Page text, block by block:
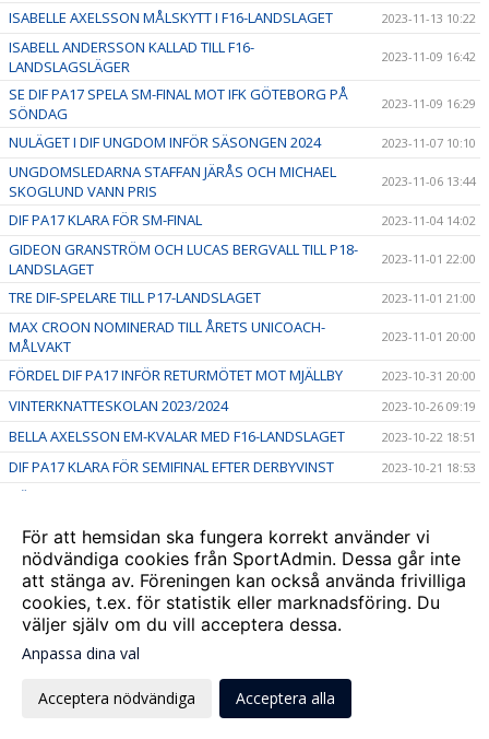
ISABELLE AXELSSON MÅLSKYTT I F16-LANDSLAGET 2023-11-13 10:22
ISABELL ANDERSSON KALLAD TILL F16-
LANDSLAGSLÄGER
2023-11-09 16:42
SE DIF PA17 SPELA SM-FINAL MOT IFK GÖTEBORG PÅ
SÖNDAG
2023-11-09 16:29
NULÄGET I DIF UNGDOM INFÖR SÄSONGEN 2024 2023-11-07 10:10
UNGDOMSLEDARNA STAFFAN JÄRÅS OCH MICHAEL
SKOGLUND VANN PRIS
2023-11-06 13:44
DIF PA17 KLARA FÖR SM-FINAL 2023-11-04 14:02
GIDEON GRANSTRÖM OCH LUCAS BERGVALL TILL P18-
LANDSLAGET
2023-11-01 22:00
TRE DIF-SPELARE TILL P17-LANDSLAGET 2023-11-01 21:00
MAX CROON NOMINERAD TILL ÅRETS UNICOACH-
MÅLVAKT
2023-11-01 20:00
FÖRDEL DIF PA17 INFÖR RETURMÖTET MOT MJÄLLBY 2023-10-31 20:00
VINTERKNATTESKOLAN 2023/2024 2023-10-26 09:19
BELLA AXELSSON EM-KVALAR MED F16-LANDSLAGET 2023-10-22 18:51
DIF PA17 KLARA FÖR SEMIFINAL EFTER DERBYVINST 2023-10-21 18:53
HÖSTLOVSAKTIVITETER - vecka 44
TVÅ DIF-SPELARE TILL P15-LANDSLAGET FUTURE TEAM 2023-10-09 18:55
DJURGÅRDSFESTIVALEN 9 SEPTEMBER 2023-09-08 19:16
Stockholmsmästerskapen firar 20 år 2023-08-17 19:17
inställningar
Webbversion
För att hemsidan ska fungera korrekt använder vi
nödvändiga cookies från SportAdmin. Dessa går inte
att stänga av. Föreningen kan också använda frivilliga
cookies, t.ex. för statistik eller marknadsföring. Du
väljer själv om du vill acceptera dessa.
Anpassa dina val
Acceptera nödvändiga Acceptera alla